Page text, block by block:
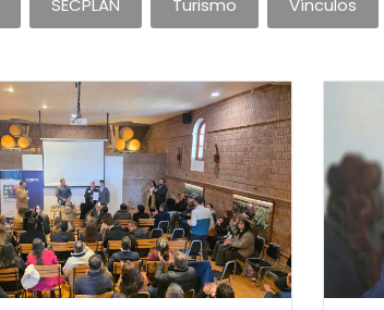
SECPLAN Turismo Vínculos